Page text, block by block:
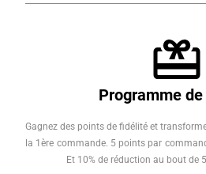
Programme
Gagnez des points de fidélité et
la 1ère commande. 5 points par
Et 10% de réduction au bout de